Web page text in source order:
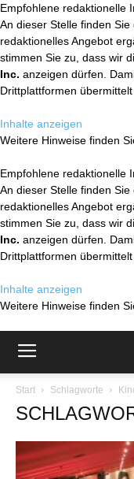
Empfohlene redaktionelle
An dieser Stelle finden
redaktionelles Angebot
stimmen Sie zu, dass wir
Inc. anzeigen dürfen.
Drittplattformen übermittelt
Inhalte anzeigen
Weitere Hinweise finden
Empfohlene redaktionelle
An dieser Stelle finden
redaktionelles Angebot
stimmen Sie zu, dass wir
Inc. anzeigen dürfen.
Drittplattformen übermittelt
Inhalte anzeigen
Weitere Hinweise finden
Start Schlagworte